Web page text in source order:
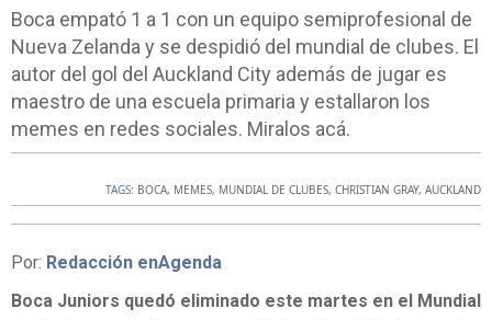
Boca empató 1 a 1 con un equipo semiprofesional de
Nueva Zelanda y se despidió del mundial de clubes. El
autor del gol del Auckland City además de jugar es
maestro de una escuela primaria y estallaron los
memes en redes sociales. Miralos acá.
TAGS: BOCA, MEMES, MUNDIAL DE CLUBES, CHRISTIAN GRAY, AUCKLAND
Por: Redacción enAgenda
Boca Juniors quedó eliminado este martes en el Mundial